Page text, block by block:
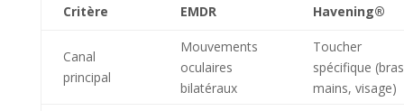
Critère EMDR Havening®
Canal
principal
Mouvements
oculaires
bilatéraux
Toucher
spécifique
mains, visage)